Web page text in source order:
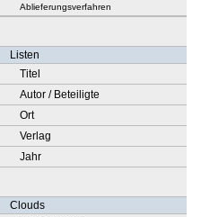
Ablieferungsverfahren
Listen
Titel
Autor / Beteiligte
Ort
Verlag
Jahr
Clouds